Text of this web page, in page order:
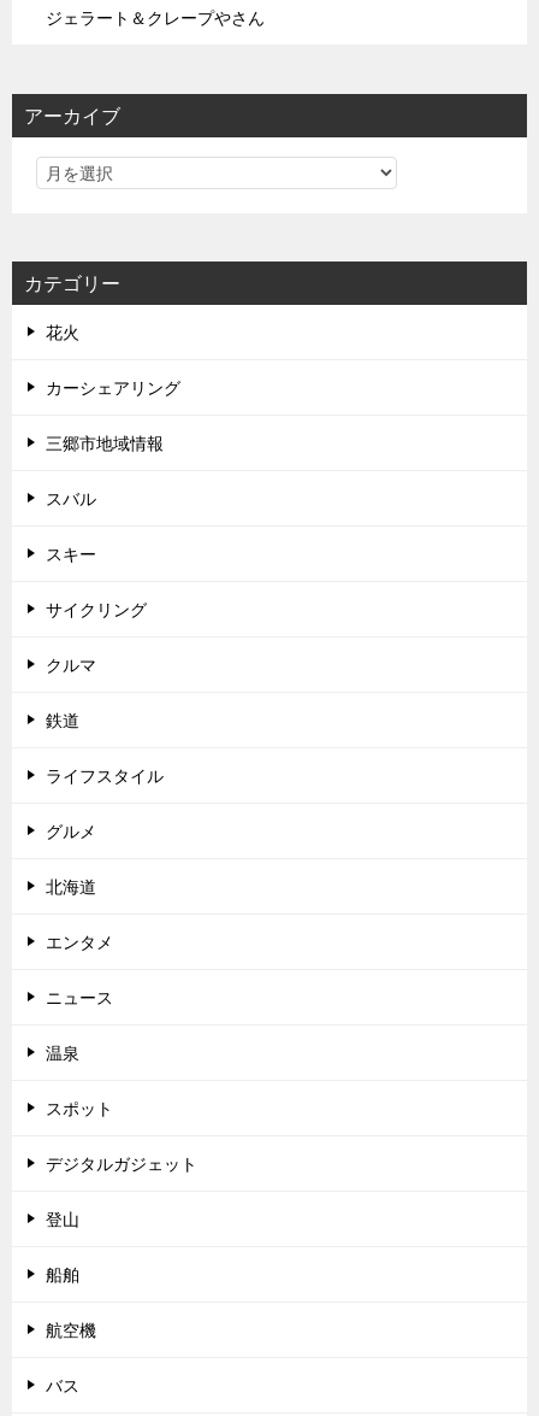
ジェラート＆クレープやさん
アーカイブ
カテゴリー
花火
カーシェアリング
三郷市地域情報
スバル
スキー
サイクリング
クルマ
鉄道
ライフスタイル
グルメ
北海道
エンタメ
ニュース
温泉
スポット
デジタルガジェット
登山
船舶
航空機
バス